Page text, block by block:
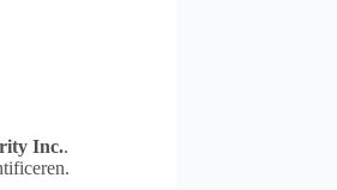
Inc..